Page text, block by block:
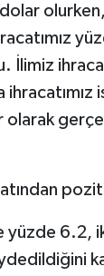
İlimiz
olarak
yüzde 6.2,